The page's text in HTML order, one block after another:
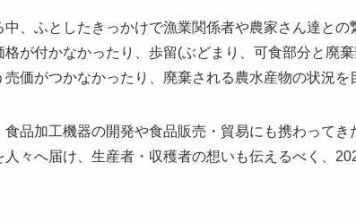
中、ふとしたきっかけで漁業関係者や農家さん達と
格が付かなかったり、歩留(ぶどまり、可食部分と廃
売価がつかなかったり、廃棄される農水産物の状況を
食品加工機器の開発や食品販売・貿易にも携わって
人々へ届け、生産者・収穫者の想いも伝えるべく、